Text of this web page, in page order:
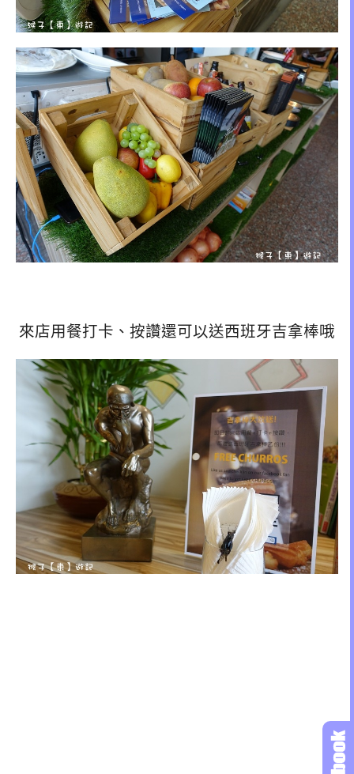
來店用餐打卡、按讚還可以送西班牙吉拿棒哦